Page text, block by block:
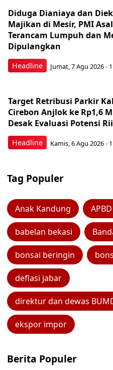
Headline
Diduga Dianiaya dan
Majikan di Mesir, PMI
Terancam Lumpuh dan
Dipulangkan
Jumat, 7 Agu 2026 -
Headline
Target Retribusi Parkir
Cirebon Anjlok ke Rp1,6
Desak Evaluasi Potensi
Kamis, 6 Agu 2026 -
Tag Populer
Anak Kandung
babelan bekasi
bonsai beringin
deflasi jabar
direktur dan dewas
ekspor impor
Berita Populer